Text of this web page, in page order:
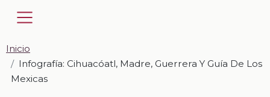
Inicio
Infografía: Cihuacóatl, Madre, Guerrera Y Guía De Los
Mexicas